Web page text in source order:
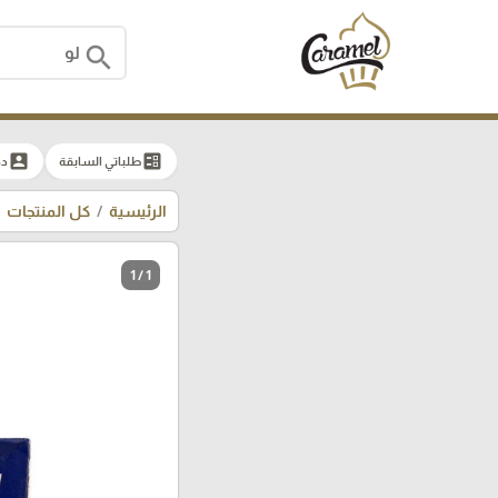
search
ballotطلباتي السابقة account_box
الرئيسية كل المنتجات
1 / 1